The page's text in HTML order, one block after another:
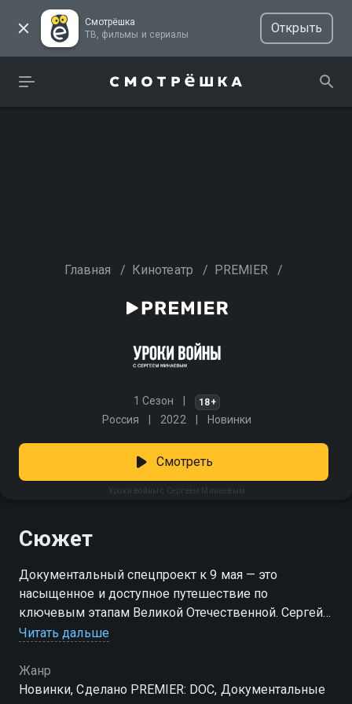
Смотрёшка
ТВ, фильмы и сериалы
Открыть
Главная / Кинотеатр / PREMIER /
1 Сезон 18+
Россия 2022 Новинки
Уроки войны с Сергеем Минаевым
Смотреть
Сюжет
Документальный спецпроект к 9 мая — это
насыщенное и доступное путешествие по
ключевым этапам Великой Отечественной. Сергей
Минаев, в своей характерной манере — без пафоса,
полочкам, что, когда и почему происходило на
фронтах и в тылу. События, имена, битвы — всё
Читать дальше
Жанр
Новинки, Сделано PREMIER: DOC, Документальные